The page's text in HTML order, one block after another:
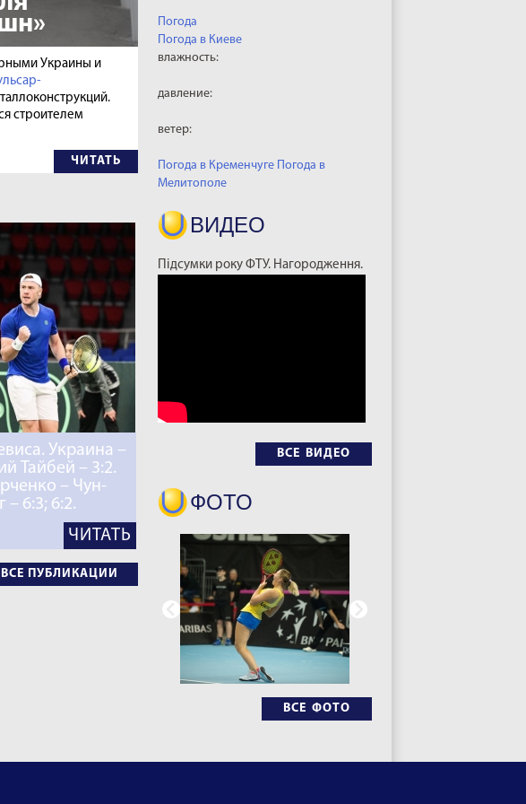
Погода
Погода в Киеве
влажность:
давление:
ветер:
Погода в Кременчуге Погода в
Мелитополе
ВИДЕО
Підсумки року ФТУ. Нагородження.
ВСЕ ВИДЕО
ФОТО
ВСЕ ФОТО
Украины и
строителем
ЧИТАТЬ
Украина –
Тайбей – 3:2.
– Чун-
– 6:3; 6:2.
ЧИТАТЬ
ПУБЛИКАЦИИ